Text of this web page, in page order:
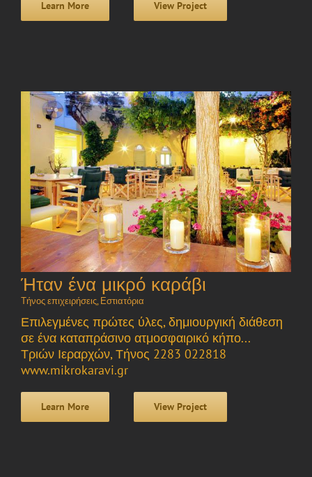
Learn More View Project
Ήταν ένα μικρό καράβι
Τήνος επιχειρήσεις, Εστιατόρια
Επιλεγμένες πρώτες ύλες, δημιουργική διάθεση
σε ένα καταπράσινο ατμοσφαιρικό κήπο...
Τριών Ιεραρχών, Τήνος 2283 022818
www.mikrokaravi.gr
Learn More View Project